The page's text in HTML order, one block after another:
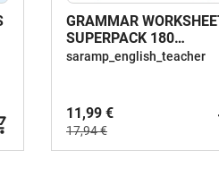
GRAMMAR
SUPERPACK 180
WORKSHEETS
saramp_english_teacher
11,99 €
17,94 €